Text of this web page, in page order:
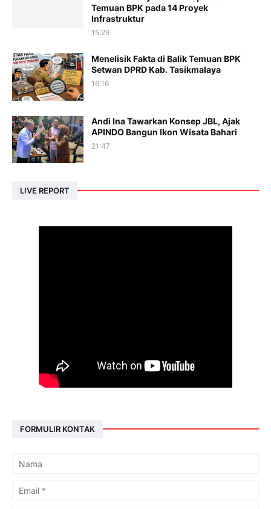
Temuan BPK pada 14 Proyek
Infrastruktur
15:29
Menelisik Fakta di Balik Temuan BPK
Setwan DPRD Kab. Tasikmalaya
16:16
Andi Ina Tawarkan Konsep JBL, Ajak
APINDO Bangun Ikon Wisata Bahari
21:47
LIVE REPORT
FORMULIR KONTAK